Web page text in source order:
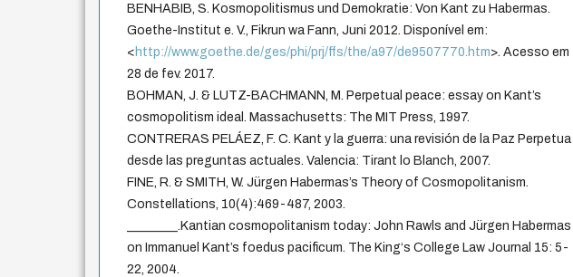
BENHABIB, S. Kosmopolitismus und Demokratie: Von Kant zu Habermas.
Goethe-Institut e. V., Fikrun wa Fann, Juni 2012. Disponível em:
< http://www.goethe.de/ges/phi/prj/ffs/the/a97/de9507770.htm>. Acesso em
28 de fev. 2017.
BOHMAN, J. & LUTZ-BACHMANN, M. Perpetual peace: essay on Kant’s
cosmopolitism ideal. Massachusetts: The MIT Press, 1997.
CONTRERAS PELÁEZ, F. C. Kant y la guerra: una revisión de la Paz Perpetua
desde las preguntas actuales. Valencia: Tirant lo Blanch, 2007.
FINE, R. & SMITH, W. Jürgen Habermas’s Theory of Cosmopolitanism.
Constellations, 10(4):469-487, 2003.
________.Kantian cosmopolitanism today: John Rawls and Jürgen Habermas
on Immanuel Kant’s foedus pacificum. The King‘s College Law Journal 15: 5-
22, 2004.